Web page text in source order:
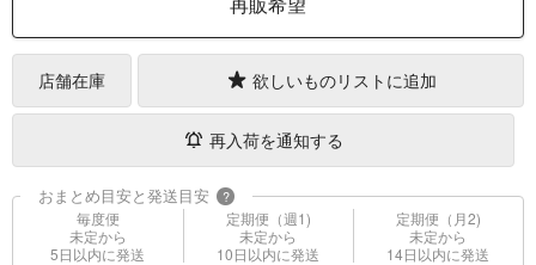
店舗在庫 欲しいものリストに追加
再入荷を通知する
おまとめ目安と発送目安 ?
毎度便
未定から
5日以内に発送
定期便（週1)
未定から
10日以内に発送
定期便（月2)
未定から
14日以内に発送